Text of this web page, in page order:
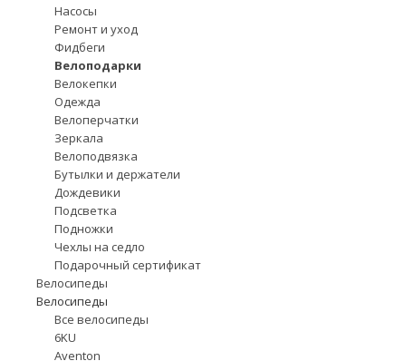
Насосы
Ремонт и уход
Фидбеги
Велоподарки
Велокепки
Одежда
Велоперчатки
Зеркала
Велоподвязка
Бутылки и держатели
Дождевики
Подсветка
Подножки
Чехлы на седло
Подарочный сертификат
Велосипеды
Велосипеды
Все велосипеды
6KU
Aventon